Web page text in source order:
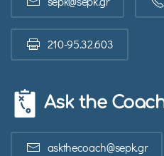
210-95.32.603
Ask the
askthecoach@sepk.gr